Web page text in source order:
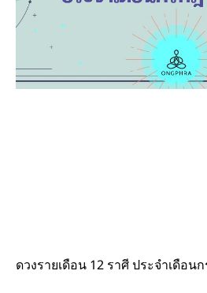
ดวงรายเดือน 12 ราศี ประจำเดือน